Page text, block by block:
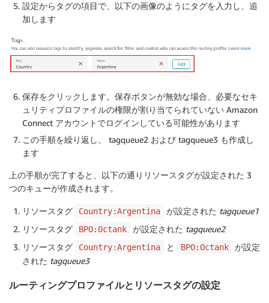
設定から タグの項目で、以下の画像のようにタグを入力し、 追
加 します
保存をクリックします。保存ボタンが無効な場合、必要なセキ
ュリティプロファイルの権限が割り当てられていない Amazon
Connect アカウントでログインしている可能性があります
この手順を繰り返し、 tagqueue2 および tagqueue3 も作成し
ます
上の手順が完了すると、以下の通りリソースタグが設定された 3
つのキューが作成されます。
リソースタグ Country:Argentina が設定された tagqueue1
リソースタグ
BPO:Octank が設定された tagqueue2
リソースタグ
Country:Argentina と BPO:Octank
が設定
された tagqueue3
ルーティングプロファイルとリソースタグの設定